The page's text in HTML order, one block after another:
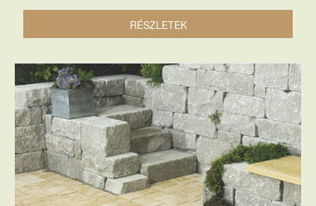
RÉSZLETEK